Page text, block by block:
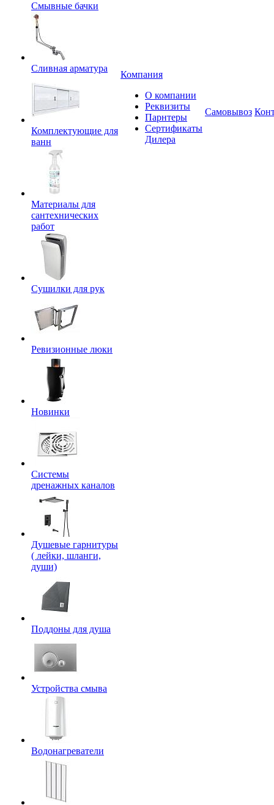
Смывные бачки
Сливная арматура
Комплектующие для
ванн
Материалы для
сантехнических
работ
Сушилки для рук
Ревизионные люки
Новинки
Системы
дренажных каналов
Душевые гарнитуры
( лейки, шланги,
души)
Поддоны для душа
Устройства смыва
Водонагреватели
Компания
О компании
Реквизиты
Парнтеры
Сертификаты
Дилера
Самовывоз